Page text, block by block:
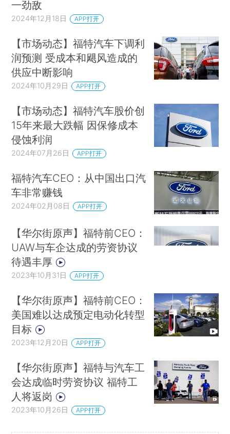
一劲敌
2024年12月18日 APP打开
【市场动态】福特汽车下调利
润预测 受成本和飓风造成的
供应中断影响
2024年10月29日 APP打开
【市场动态】福特汽车股价创
15年来最大跌幅 因保修成本
侵蚀利润
2024年07月26日 APP打开
福特汽车CEO：从中国出口汽
车非常赚钱
2024年02月08日 APP打开
【华尔街原声】福特前CEO：
UAW与车企达成的劳资协议
待遇丰厚
2023年10月31日 APP打开
【华尔街原声】福特前CEO：
美国难以达成预定电动化转型
目标
2023年12月20日 APP打开
【华尔街原声】福特与汽车工
会达成临时劳资协议 福特工
人将返岗
2023年10月26日 APP打开